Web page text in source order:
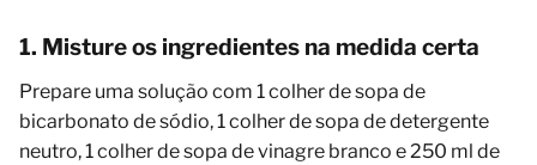
1. Misture os ingredientes na medida certa
Prepare uma solução com 1 colher de sopa de
bicarbonato de sódio, 1 colher de sopa de detergente
neutro, 1 colher de sopa de vinagre branco e 250 ml de